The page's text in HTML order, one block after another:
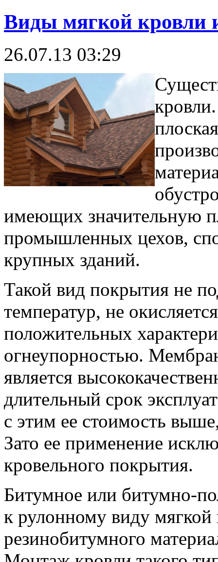
Виды мягкой кровли
26.07.13 03:29
имеющих значительную
промышленных цехов,
крупных зданий.
Такой вид покрытия не
температур, не
положительных
огнеупорностью.
является
длительный срок
с этим ее стоимость
Зато ее применение
кровельного покрытия.
Битумное или битумно-
к рулонному виду мягкой
резинобитумного